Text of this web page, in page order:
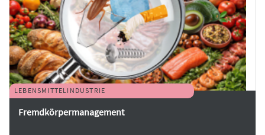
LEBENSMITTELINDUSTRIE
Fremdkörpermanagement